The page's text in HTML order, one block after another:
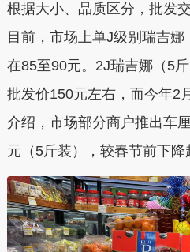
根据大小、品质区分，批发
目前，市场上单J级别瑞吉
在85至90元。2J瑞吉娜（5
批发价150元左右，而今年2
介绍，市场部分商户推出车
元（5斤装），较春节前下降